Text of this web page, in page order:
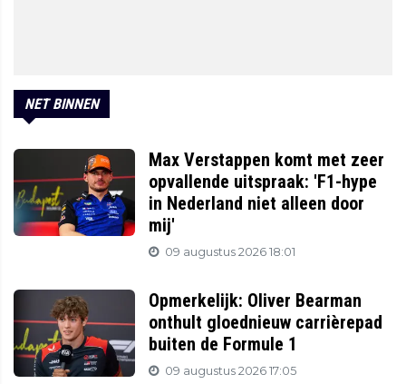
NET BINNEN
Max Verstappen komt met zeer
opvallende uitspraak: 'F1-hype
in Nederland niet alleen door
mij'
09 augustus 2026 18:01
Opmerkelijk: Oliver Bearman
onthult gloednieuw carrièrepad
buiten de Formule 1
09 augustus 2026 17:05